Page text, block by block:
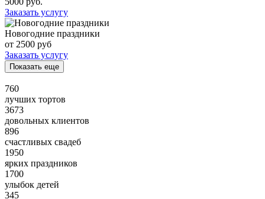
Заказать услугу
Новогодние праздники
от 2500 руб
Заказать услугу
Показать еще
760
лучших тортов
3673
довольных клиентов
896
счастливых свадеб
1950
ярких праздников
1700
улыбок детей
345